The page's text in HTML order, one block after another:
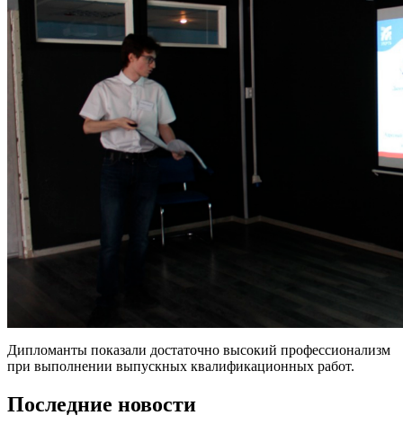
Дипломанты показали достаточно высокий профессионализм
при выполнении выпускных квалификационных работ.
Последние новости